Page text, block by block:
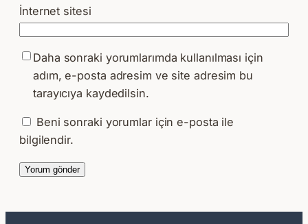
İnternet sitesi
Daha sonraki yorumlarımda kullanılması için
adım, e-posta adresim ve site adresim bu
tarayıcıya kaydedilsin.
Beni sonraki yorumlar için e-posta ile
bilgilendir.